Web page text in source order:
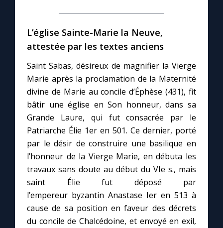
Prier au quotidien
Avec Thérèse de Lisieux
L'Évangile chaque jour
Les premiers samedis du mois
Marie qui défait les nœuds
Me consacrer à Jésus par Marie
Mes intentions de prière
Une Minute avec Marie
L’église Sainte-Marie la Neuve,
attestée par les textes anciens
Saint Sabas, désireux de magnifier la Vierge
Marie après la proclamation de la Maternité
divine de Marie au concile d’Éphèse (431), fit
bâtir une église en Son honneur, dans sa
Grande Laure, qui fut consacrée par le
Patriarche Élie 1er en 501. Ce dernier, porté
par le désir de construire une basilique en
l’honneur de la Vierge Marie, en débuta les
travaux sans doute au début du VIe s., mais
saint Élie fut déposé par
l’empereur byzantin Anastase Ier en 513 à
cause de sa position en faveur des décrets
du concile de Chalcédoine, et envoyé en exil,